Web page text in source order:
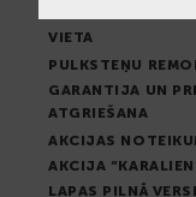
VIETA
PULKSTEŅU
GARANTIJA UN
ATGRIEŠANA
AKCIJAS
AKCIJA
LAPAS PILNĀ